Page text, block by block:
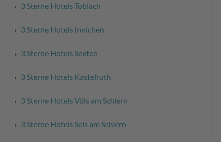
3 Sterne Hotels Toblach
3 Sterne Hotels Innichen
3 Sterne Hotels Sexten
3 Sterne Hotels Kastelruth
3 Sterne Hotels Völs am Schlern
3 Sterne Hotels Seis am Schlern